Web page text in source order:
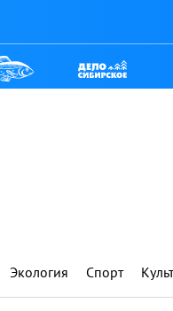
Экология Спорт